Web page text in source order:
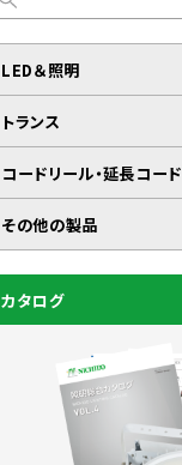
LED＆照明
トランス
コードリール・延長コード
その他の製品
カタログ